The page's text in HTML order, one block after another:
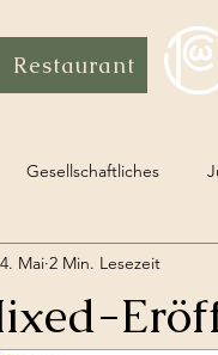
Restaurant
Gesellschaftliches
4. Mai 2 Min. Lesezeit